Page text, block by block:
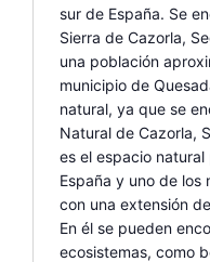
i
t
e
sur de España. Se
Sierra de Cazorla,
una población
municipio de
natural, ya que se
Natural de Cazorla,
es el espacio
España y uno de los
con una extensión
En él se pueden
ecosistemas, como